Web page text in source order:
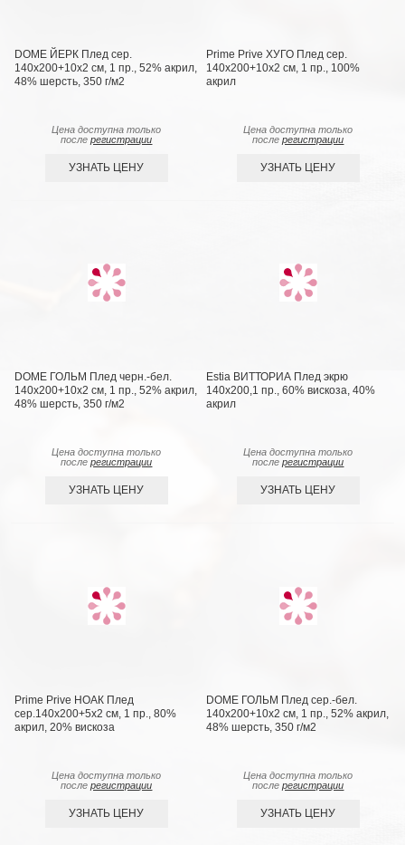
DOME ЙЕРК Плед сер.
140х200+10х2 см, 1 пр., 52% акрил,
48% шерсть, 350 г/м2
Цена доступна только
послерегистрации
УЗНАТЬ ЦЕНУ
Prime Prive ХУГО Плед сер.
140х200+10х2 см, 1 пр., 100%
акрил
Цена доступна только
послерегистрации
УЗНАТЬ ЦЕНУ
DOME ГОЛЬМ Плед черн.-бел.
140х200+10х2 см, 1 пр., 52% акрил,
48% шерсть, 350 г/м2
Цена доступна только
послерегистрации
УЗНАТЬ ЦЕНУ
Estia ВИТТОРИА Плед экрю
140х200,1 пр., 60% вискоза, 40%
акрил
Цена доступна только
послерегистрации
УЗНАТЬ ЦЕНУ
Prime Prive НОАК Плед
сер.140х200+5х2 см, 1 пр., 80%
акрил, 20% вискоза
Цена доступна только
послерегистрации
УЗНАТЬ ЦЕНУ
DOME ГОЛЬМ Плед сер.-бел.
140х200+10х2 см, 1 пр., 52% акрил,
48% шерсть, 350 г/м2
Цена доступна только
послерегистрации
УЗНАТЬ ЦЕНУ